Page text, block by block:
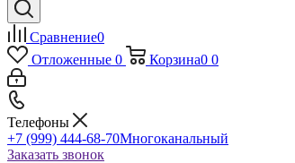
Сравнение0
Отложенные 0 Корзина0 0
Телефоны
+7 (999) 444-68-70Многоканальный
Заказать звонок